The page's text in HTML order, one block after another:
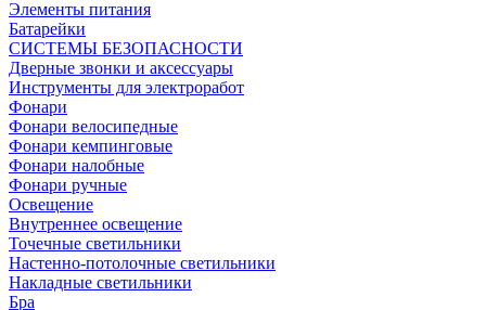
Элементы питания
Батарейки
СИСТЕМЫ БЕЗОПАСНОСТИ
Дверные звонки и аксессуары
Инструменты для электроработ
Фонари
Фонари велосипедные
Фонари кемпинговые
Фонари налобные
Фонари ручные
Освещение
Внутреннее освещение
Точечные светильники
Настенно-потолочные светильники
Накладные светильники
Бра